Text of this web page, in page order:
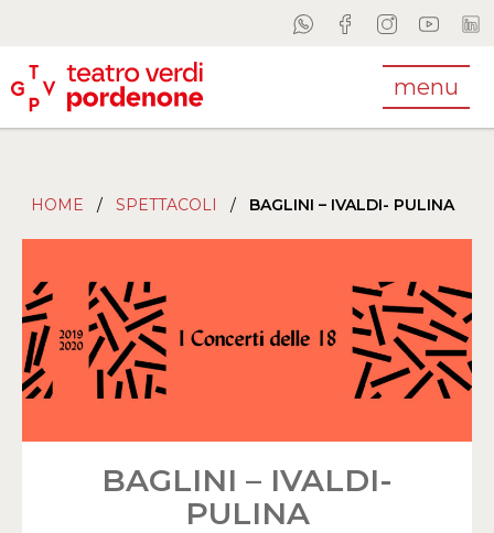
menu
HOME / SPETTACOLI / BAGLINI – IVALDI- PULINA
BAGLINI – IVALDI-
PULINA